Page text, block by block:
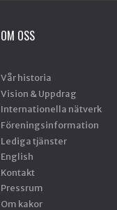
OM OSS
Vår historia
Vision & Uppdrag
Internationella nätverk
Föreningsinformation
Lediga tjänster
English
Kontakt
Pressrum
Om kakor